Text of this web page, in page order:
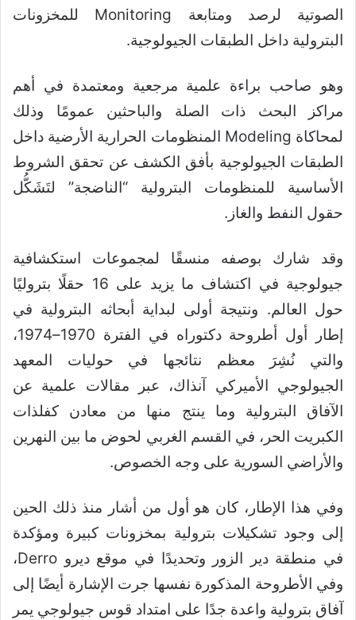
الصوتية لرصد ومتابعة Monitoring للمخزونات
البترولية داخل الطبقات الجيولوجية.
وهو صاحب براءة علمية مرجعية ومعتمدة في أهم
مراكز البحث ذات الصلة والباحثين عمومًا وذلك
لمحاكاة Modeling المنظومات الحرارية الأرضية داخل
الطبقات الجيولوجية بأفق الكشف عن تحقق الشروط
الأساسية للمنظومات البترولية “الناضجة” لتَشَكُّل
حقول النفط والغاز.
وقد شارك بوصفه منسقًا لمجموعات استكشافية
جيولوجية في اكتشاف ما يزيد على 16 حقلًا بتروليًا
حول العالم. ونتيجة أولى لبداية أبحاثه البترولية في
إطار أول أطروحة دكتوراه في الفترة 1970–1974،
والتي نُشِرَ معظم نتائجها في حوليات المعهد
الجيولوجي الأميركي آنذاك، عبر مقالات علمية عن
الآفاق البترولية وما ينتج منها من معادن كفلذات
الكبريت الحر، في القسم الغربي لحوض ما بين النهرين
والأراضي السورية على وجه الخصوص.
وفي هذا الإطار، كان هو أول من أشار منذ ذلك الحين
إلى وجود تشكيلات بترولية بمخزونات كبيرة ومؤكدة
في منطقة دير الزور وتحديدًا في موقع ديرو Derro،
وفي الأطروحة المذكورة نفسها جرت الإشارة أيضًا إلى
آفاق بترولية واعدة جدًا على امتداد قوس جيولوجي يمر